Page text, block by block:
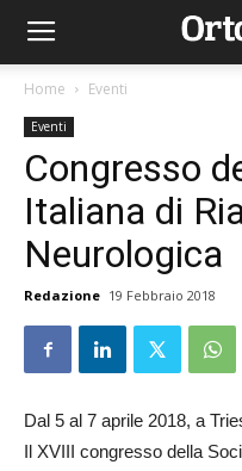
Home Eventi
Eventi
Congresso
Italiana di
Neurologica
Redazione 19 Febbraio 2018
Dal 5 al 7 aprile 2018, a
Il XVIII congresso della